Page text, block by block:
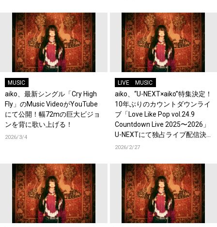
MUSIC
aiko、最新シングル「Cry High
Fly」のMusic VideoがYouTube
にて公開！幅72mの巨大ビジョ
ンを背に歌い上げる！
2026/3/4
LIVE MUSIC
aiko、“U-NEXT×aiko”特集決定！
10年ぶりのカウントダウンライ
ブ「Love Like Pop vol.24.9
Countdown Live 2025〜2026」
U-NEXTにて独占ライブ配信決
定！過去ライブ映像一挙配信ス
2026/2/27